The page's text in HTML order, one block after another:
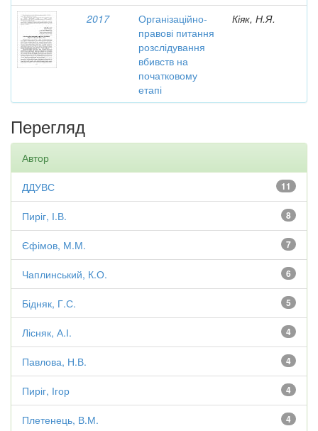
2017
Організаційно-
правові питання
розслідування
вбивств на
початковому
етапі
Кіяк, Н.Я.
Перегляд
Автор
11
ДДУВС
8
Пиріг, І.В.
7
Єфімов, М.М.
6
Чаплинський, К.О.
5
Бідняк, Г.С.
4
Лісняк, А.І.
4
Павлова, Н.В.
4
Пиріг, Ігор
4
Плетенець, В.М.